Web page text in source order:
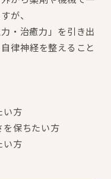
が、
・治癒力」を引き出
律神経を整えること
い方
保ちたい方
い方